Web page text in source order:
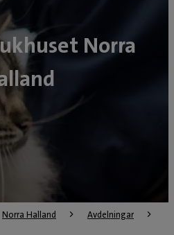
Norra
Norra Halland
Avdelningar